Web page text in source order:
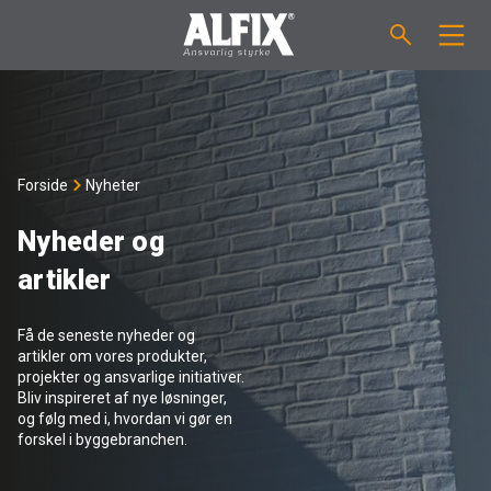
Støpemasse ”Mix”
Sparkelmasse "Mix"
Våtromsmembraner
Flislim "Fix"
Binder / Primer
VEILEDNINGER
FORBRUKSKALKULATOR
OM ALFIX
Om Alfix
Bærekraftighet
NYHETER
KONTAKT
Forside Nyheter
Nyheder og
artikler
Få de seneste nyheder og
artikler om vores produkter,
projekter og ansvarlige initiativer.
Bliv inspireret af nye løsninger,
og følg med i, hvordan vi gør en
forskel i byggebranchen.